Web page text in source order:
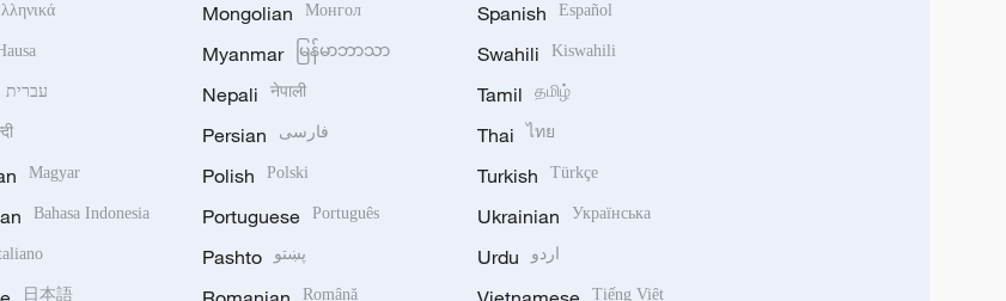
עברית
Magyar
Bahasa Indonesia
日本語
Mongolian Монгол
Myanmar မြန်မာဘာသာ
Nepali नेपाली
Persian فارسی
Polish Polski
Portuguese Português
Pashto پښتو
Română
Spanish Español
Swahili Kiswahili
Tamil தமிழ்
Thai ไทย
Turkish Türkçe
Ukrainian Українська
Urdu اردو
Tiếng Việt